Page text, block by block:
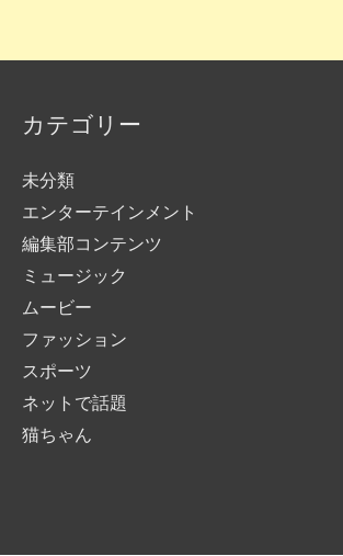
カテゴリー
未分類
エンターテインメント
編集部コンテンツ
ミュージック
ムービー
ファッション
スポーツ
ネットで話題
猫ちゃん